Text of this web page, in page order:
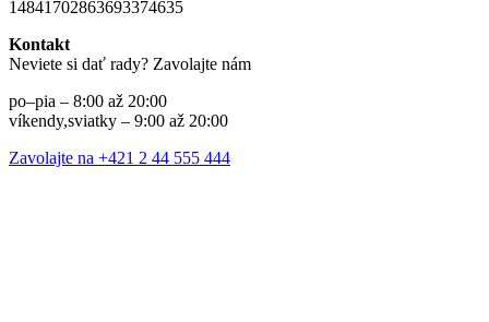
14841702863693374635
Kontakt
Neviete si dať rady? Zavolajte nám
po–pia – 8:00 až 20:00
víkendy,sviatky – 9:00 až 20:00
Zavolajte na +421 2 44 555 444